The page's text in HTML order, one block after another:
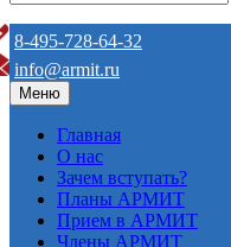
8-495-728-64-32
info@armit.ru
Меню
Главная
О нас
Зачем вступать?
Планы АРМИТ
Прием в АРМИТ
Члены АРМИТ